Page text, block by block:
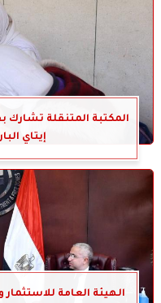
المكتبة المتنقلة تشارك
إيتاي
الهيئة العامة